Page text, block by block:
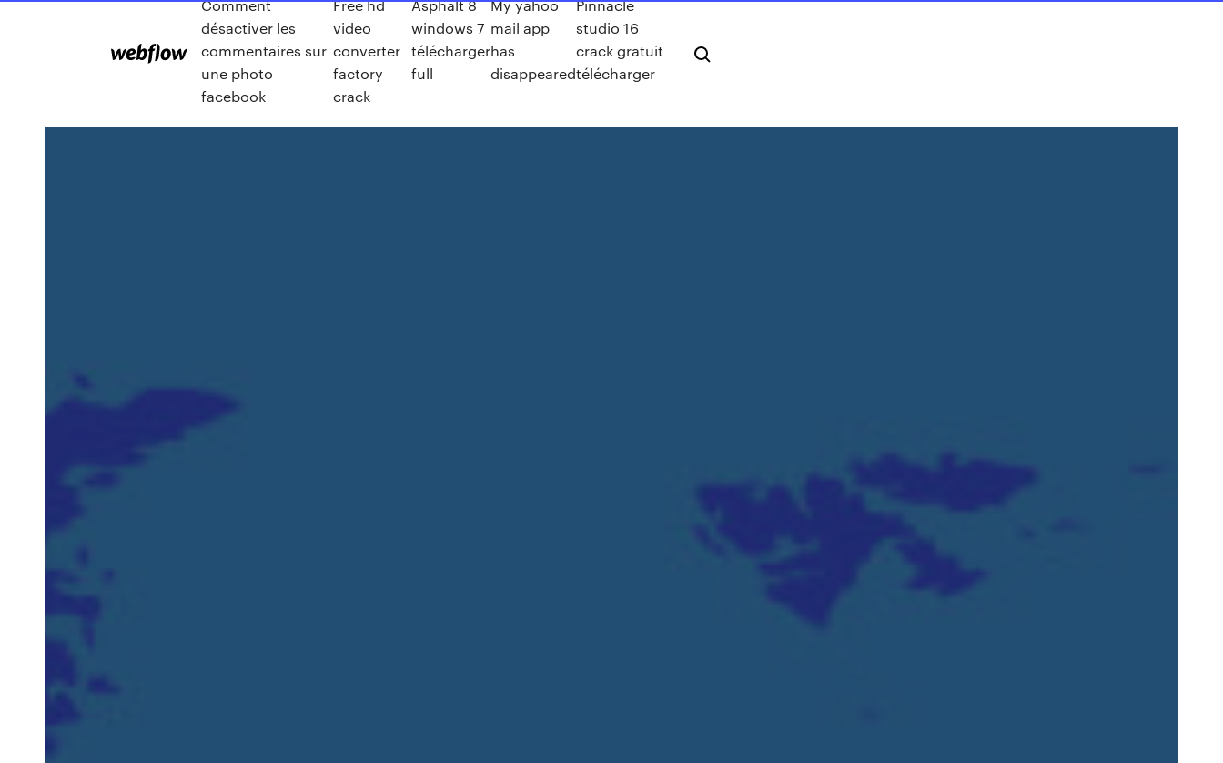
Comment
désactiver les
commentaires sur
une photo
facebook
Free hd
video
converter
factory
crack
Asphalt 8
windows 7
télécharger
full
My yahoo
mail app
has
disappeared
Pinnacle
studio 16
crack gratuit
télécharger